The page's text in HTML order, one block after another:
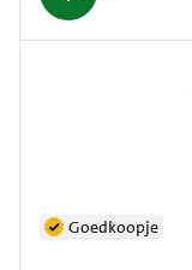
Goedkoopje